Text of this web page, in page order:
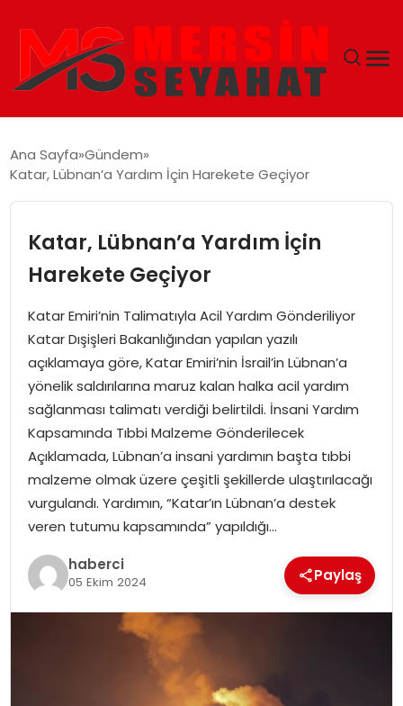
EKONOMI
EĞITIM
TEKNOLOJI
GÜNCEL
Ana Sayfa Gündem
Katar, Lübnan’a Yardım İçin Harekete Geçiyor
Katar, Lübnan’a Yardım İçin
Harekete Geçiyor
Katar Emiri’nin Talimatıyla Acil Yardım Gönderiliyor
Katar Dışişleri Bakanlığından yapılan yazılı
açıklamaya göre, Katar Emiri’nin İsrail’in Lübnan’a
yönelik saldırılarına maruz kalan halka acil yardım
sağlanması talimatı verdiği belirtildi. İnsani Yardım
Kapsamında Tıbbi Malzeme Gönderilecek
Açıklamada, Lübnan’a insani yardımın başta tıbbi
malzeme olmak üzere çeşitli şekillerde ulaştırılacağı
vurgulandı. Yardımın, “Katar’ın Lübnan’a destek
veren tutumu kapsamında” yapıldığı…
haberci
05 Ekim 2024 Paylaş